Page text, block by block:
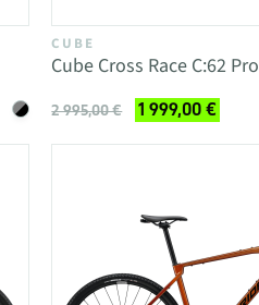
CUBE
Cube Cross Race C:62 Pro
2 995,00 € 1 999,00 €